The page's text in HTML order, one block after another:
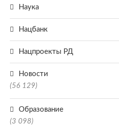
Наука
Нацбанк
Нацпроекты РД
Новости
(56 129)
Образование
(3 098)